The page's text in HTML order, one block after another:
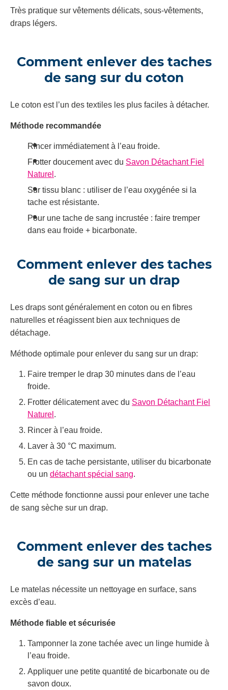
Très pratique sur vêtements délicats, sous-vêtements,
draps légers.
Comment enlever des taches
de sang sur du coton
Le coton est l’un des textiles les plus faciles à détacher.
Méthode recommandée
Rincer immédiatement à l’eau froide.
Frotter doucement avec du Savon Détachant Fiel
Naturel .
Sur tissu blanc : utiliser de l’eau oxygénée si la
tache est résistante.
Pour une tache de sang incrustée : faire tremper
dans eau froide + bicarbonate.
Comment enlever des taches
de sang sur un drap
Les draps sont généralement en coton ou en fibres
naturelles et réagissent bien aux techniques de
détachage.
Méthode optimale pour enlever du sang sur un drap:
Faire tremper le drap 30 minutes dans de l’eau
froide.
Frotter délicatement avec du Savon Détachant Fiel
Naturel .
Rincer à l’eau froide.
Laver à 30 °C maximum.
En cas de tache persistante, utiliser du bicarbonate
ou un détachant spécial sang.
Cette méthode fonctionne aussi pour enlever une tache
de sang sèche sur un drap.
Comment enlever des taches
de sang sur un matelas
Le matelas nécessite un nettoyage en surface, sans
excès d’eau.
Méthode fiable et sécurisée
Tamponner la zone tachée avec un linge humide à
l’eau froide.
Appliquer une petite quantité de bicarbonate ou de
savon doux.